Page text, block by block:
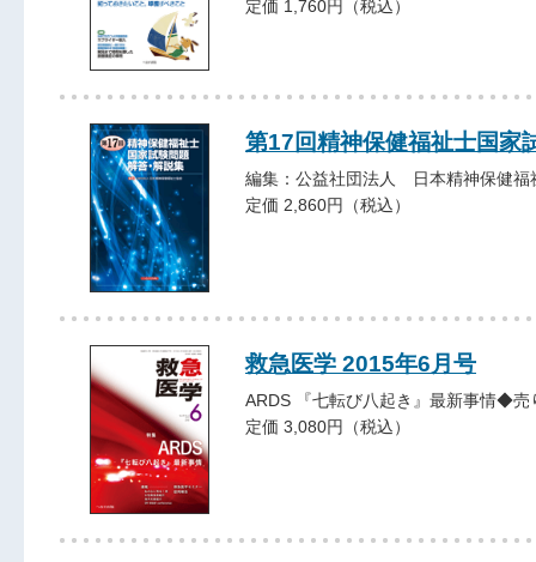
定価 1,760円（税込）
第17回精神保健福祉士国家
編集：公益社団法人 日本精神保健福
定価 2,860円（税込）
救急医学 2015年6月号
ARDS 『七転び八起き』最新事情◆
定価 3,080円（税込）